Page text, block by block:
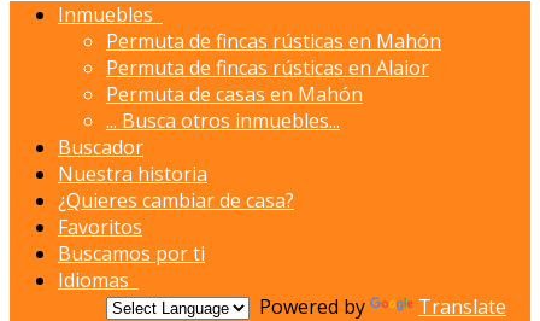
Inmuebles
Permuta de fincas rústicas en Mahón
Permuta de fincas rústicas en Alaior
Permuta de casas en Mahón
... Busca otros inmuebles...
Buscador
Nuestra historia
¿Quieres cambiar de casa?
Favoritos
Buscamos por ti
Idiomas
Powered by
Translate